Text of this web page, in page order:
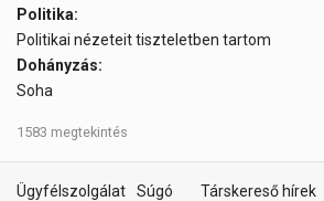
Politika:
Politikai nézeteit tiszteletben tartom
Dohányzás:
Soha
1583 megtekintés
Ügyfélszolgálat Súgó Társkereső hírek